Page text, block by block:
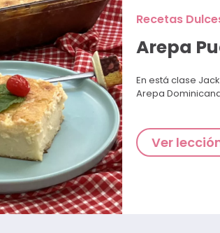
Recetas
Arepa
En está clase
Arepa
Ver